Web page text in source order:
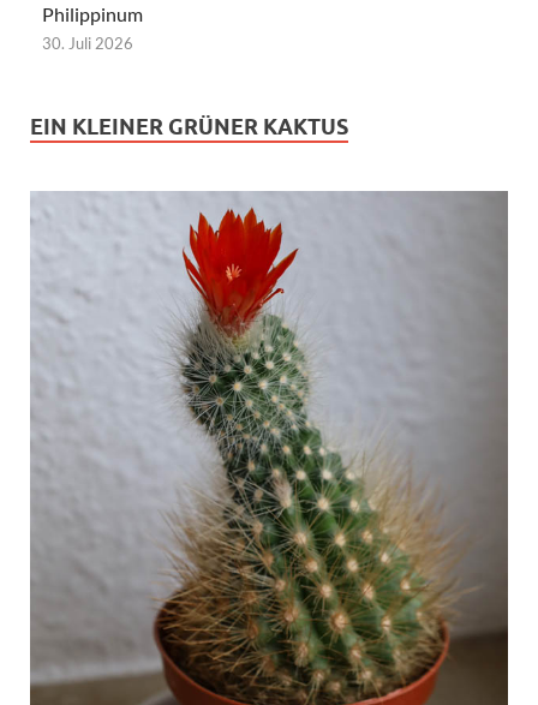
Philippinum
30. Juli 2026
EIN KLEINER GRÜNER KAKTUS